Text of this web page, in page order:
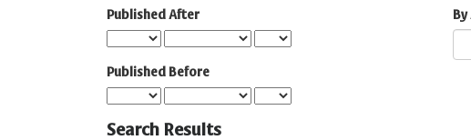
Published After
Published Before
Search Results